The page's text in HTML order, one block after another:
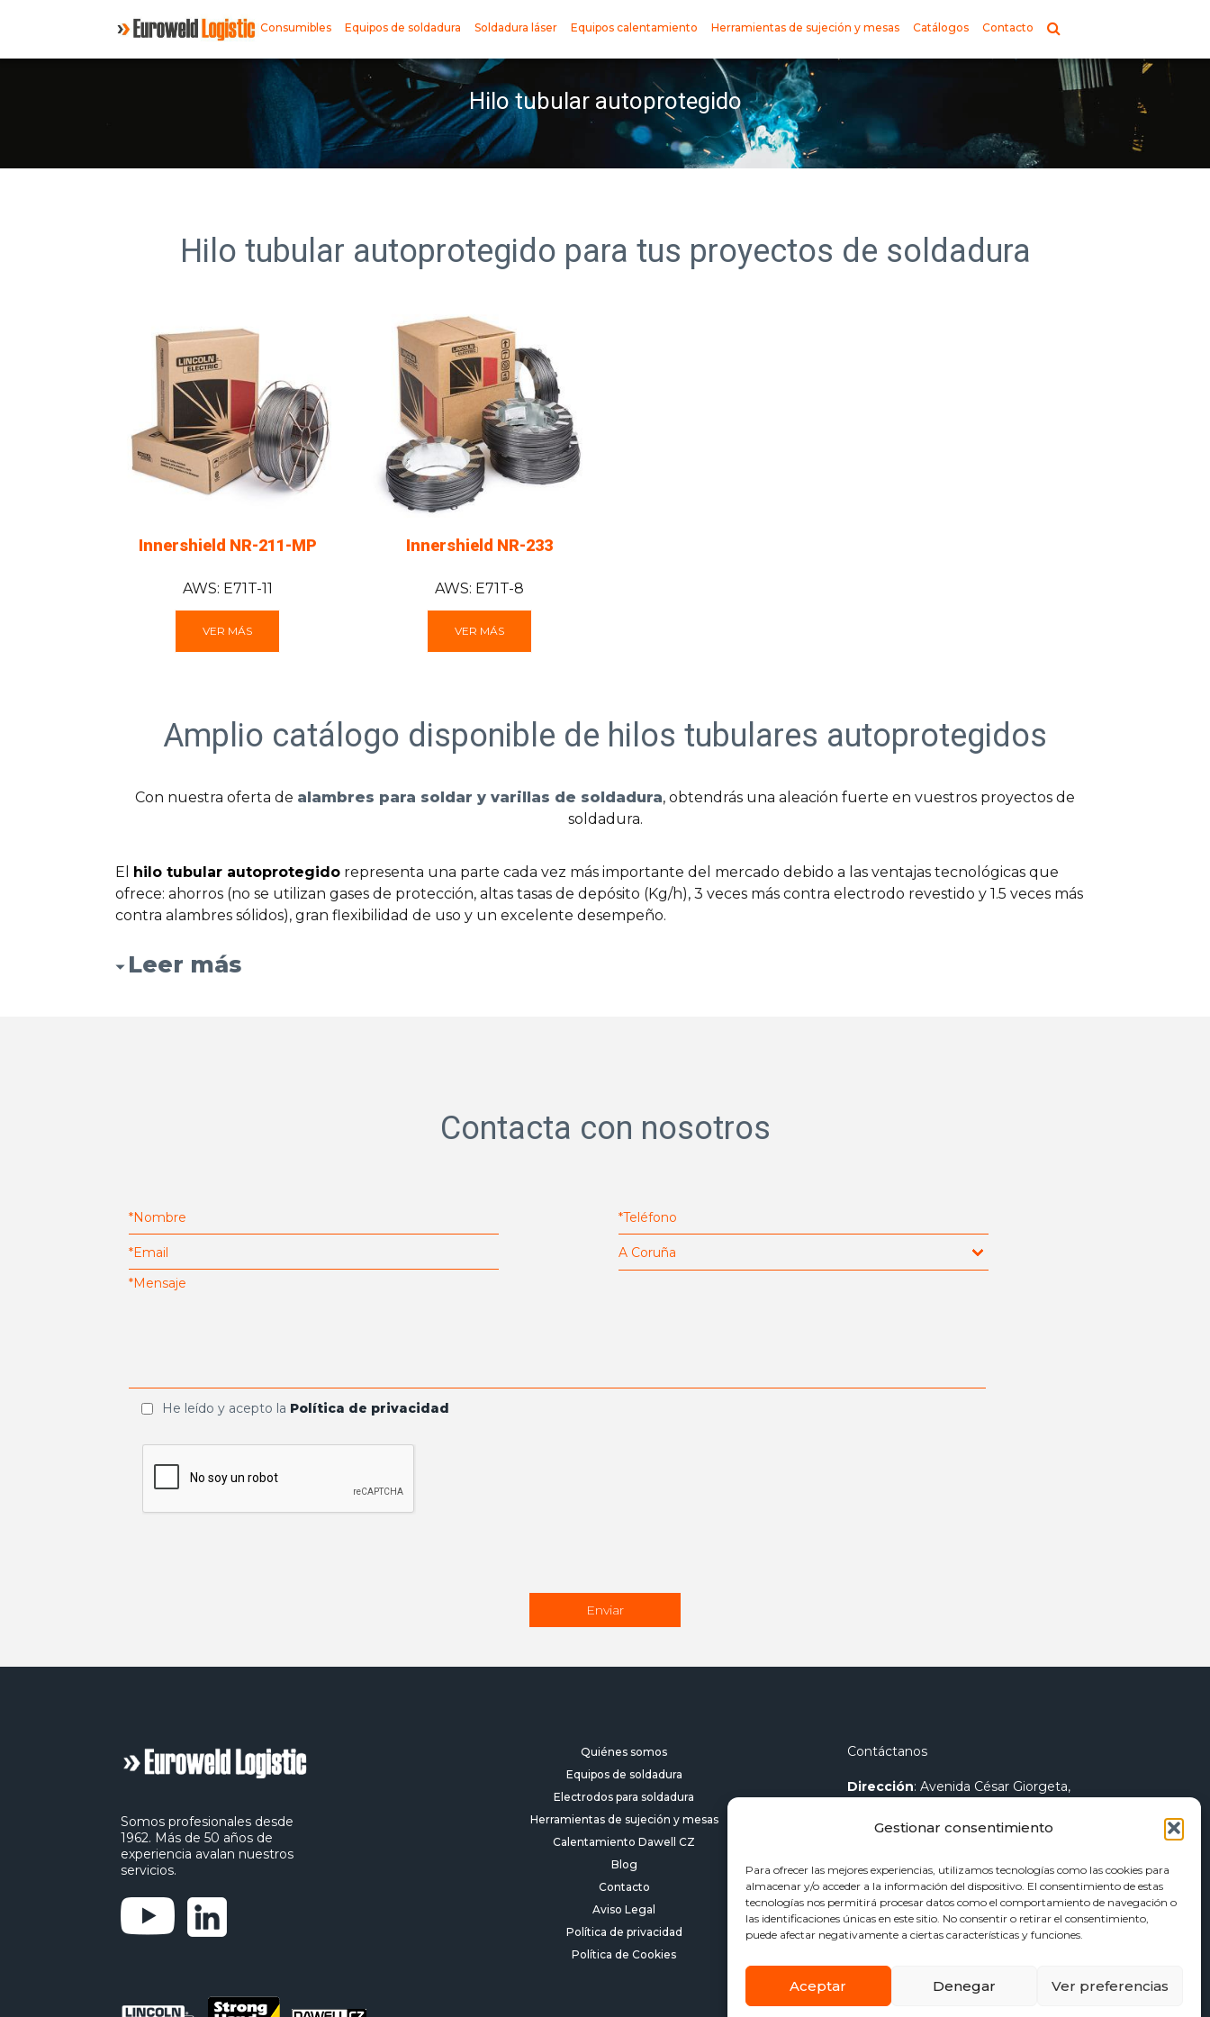
Gestionar consentimiento
Para ofrecer las mejores experiencias, utilizamos tecnologías como las cookies para
almacenar y/o acceder a la información del dispositivo. El consentimiento de estas
tecnologías nos permitirá procesar datos como el comportamiento de navegación o
las identificaciones únicas en este sitio. No consentir o retirar el consentimiento,
puede afectar negativamente a ciertas características y funciones.
Aceptar Denegar Ver preferencias
Consumibles Equipos de soldadura Soldadura láser Equipos calentamiento Herramientas de sujeción y mesas Catálogos Contacto
Hilo tubular autoprotegido
Hilo tubular autoprotegido para tus proyectos de soldadura
Innershield NR-211-MP
AWS: E71T-11
VER MÁS
Innershield NR-233
AWS: E71T-8
VER MÁS
Amplio catálogo disponible de hilos tubulares autoprotegidos
Con nuestra oferta de alambres para soldar y varillas de soldadura, obtendrás una aleación fuerte en vuestros proyectos de
soldadura.
El hilo tubular autoprotegido representa una parte cada vez más importante del mercado debido a las ventajas tecnológicas que
ofrece: ahorros (no se utilizan gases de protección, altas tasas de depósito (Kg/h), 3 veces más contra electrodo revestido y 1.5 veces más
contra alambres sólidos), gran flexibilidad de uso y un excelente desempeño.
Leer más
Contacta con nosotros
He leído y acepto la Política de privacidad
Somos profesionales desde
1962. Más de 50 años de
experiencia avalan nuestros
servicios.
Quiénes somos
Equipos de soldadura
Electrodos para soldadura
Herramientas de sujeción y mesas
Calentamiento Dawell CZ
Blog
Contacto
Aviso Legal
Política de privacidad
Política de Cookies
Contáctanos
Dirección: Avenida César Giorgeta,
44 46007 - Valencia
Teléfono:96 096 25 84
Fax:96 096 89 14
Contacto General:info@euroweld.es
Contacto Logística:
pedidos@euroweld.es
Contacto Admin.
administracion@euroweld.es